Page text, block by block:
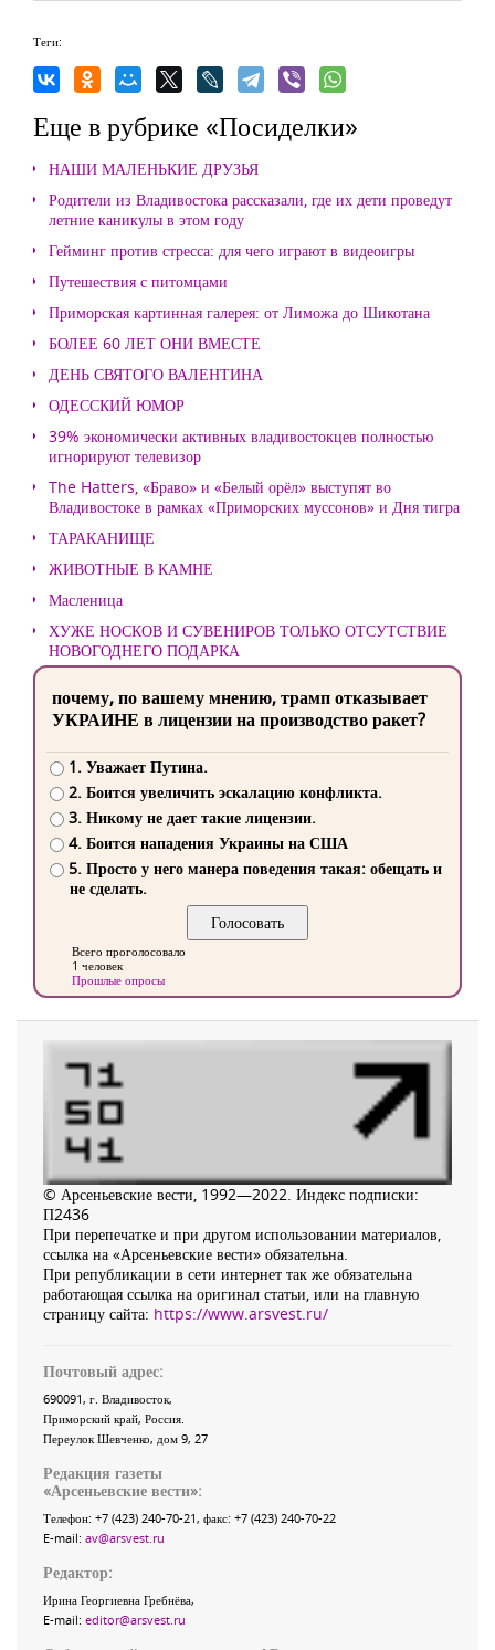
Теги:
Еще в рубрике «Посиделки»
НАШИ МАЛЕНЬКИЕ ДРУЗЬЯ
Родители из Владивостока рассказали, где их дети проведут
летние каникулы в этом году
Гейминг против стресса: для чего играют в видеоигры
Путешествия с питомцами
Приморская картинная галерея: от Лиможа до Шикотана
БОЛЕЕ 60 ЛЕТ ОНИ ВМЕСТЕ
ДЕНЬ СВЯТОГО ВАЛЕНТИНА
ОДЕССКИЙ ЮМОР
39% экономически активных владивостокцев полностью
игнорируют телевизор
The Hatters, «Браво» и «Белый орёл» выступят во
Владивостоке в рамках «Приморских муссонов» и Дня тигра
ТАРАКАНИЩЕ
ЖИВОТНЫЕ В КАМНЕ
Масленица
ХУЖЕ НОСКОВ И СУВЕНИРОВ ТОЛЬКО ОТСУТСТВИЕ
НОВОГОДНЕГО ПОДАРКА
почему, по вашему мнению, трамп отказывает
УКРАИНЕ в лицензии на производство ракет?
1. Уважает Путина.
2. Боится увеличить эскалацию конфликта.
3. Никому не дает такие лицензии.
4. Боится нападения Украины на США
5. Просто у него манера поведения такая: обещать и
не сделать.
Всего проголосовало
1 человек
Прошлые опросы
© Арсеньевские вести, 1992—2022. Индекс подписки:
П2436
При перепечатке и при другом использовании материалов,
ссылка на «Арсеньевские вести» обязательна.
При републикации в сети интернет так же обязательна
работающая ссылка на оригинал статьи, или на главную
страницу сайта: https://www.arsvest.ru/
Почтовый адрес:
690091, г. Владивосток,
Приморский край, Россия
Переулок Шевченко, дом 9, 27
Редакция газеты
«Арсеньевские вести»:
Телефон: +7 (423) 240-70-21, факс: +7 (423) 240-70-22
E-mail: av@arsvest.ru
Редактор:
Ирина Георгиевна Гребнёва,
E-mail: editor@arsvest.ru